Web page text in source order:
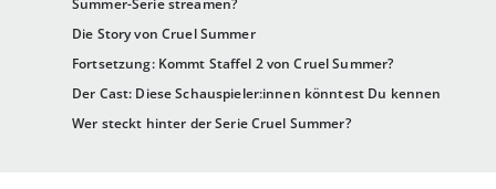
Summer-Serie streamen?
Die Story von Cruel Summer
Fortsetzung: Kommt Staffel 2 von Cruel Summer?
Der Cast: Diese Schauspieler:innen könntest Du kennen
Wer steckt hinter der Serie Cruel Summer?